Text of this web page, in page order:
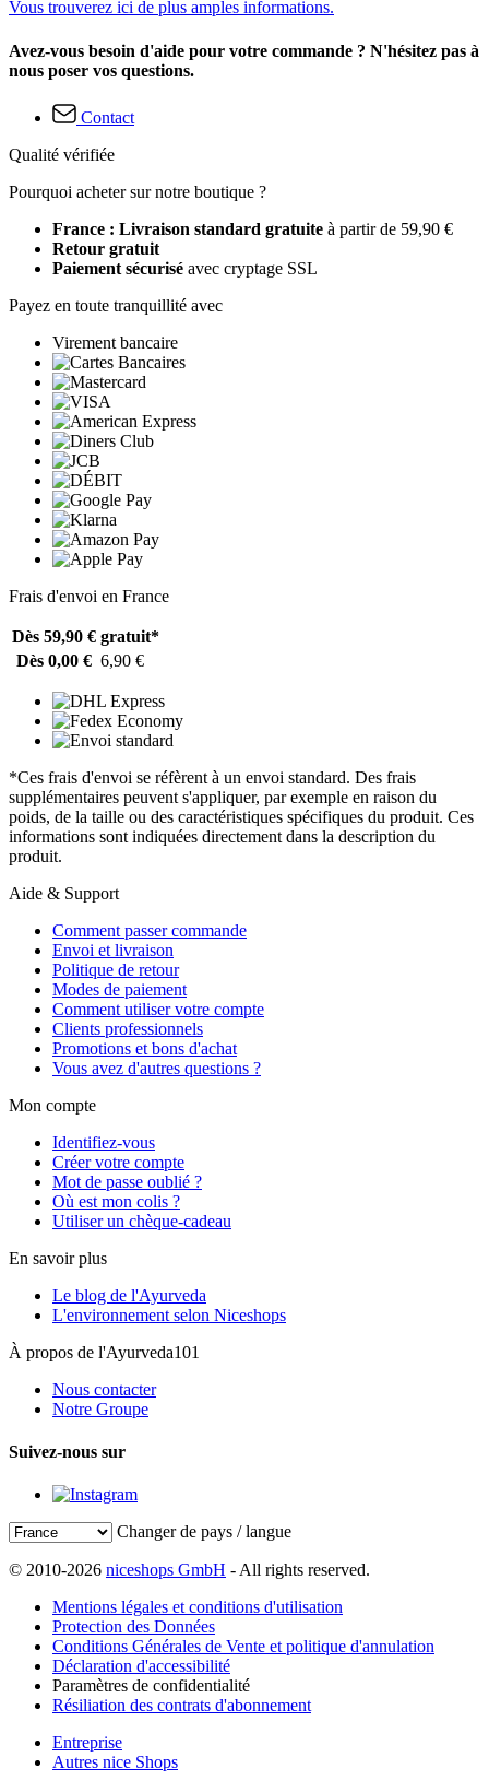
Vous trouverez ici de plus amples informations.
Avez-vous besoin d'aide pour votre commande ? N'hésitez pas à
nous poser vos questions.
Contact
Qualité vérifiée
Pourquoi acheter sur notre boutique ?
France : Livraison standard gratuite à partir de 59,90 €
Retour gratuit
Paiement sécurisé avec cryptage SSL
Payez en toute tranquillité avec
Virement bancaire
Frais d'envoi en France
Dès 59,90 € gratuit*
Dès 0,00 € 6,90 €
*Ces frais d'envoi se réfèrent à un envoi standard. Des frais
supplémentaires peuvent s'appliquer, par exemple en raison du
poids, de la taille ou des caractéristiques spécifiques du produit. Ces
informations sont indiquées directement dans la description du
produit.
Aide & Support
Comment passer commande
Envoi et livraison
Politique de retour
Modes de paiement
Comment utiliser votre compte
Clients professionnels
Promotions et bons d'achat
Vous avez d'autres questions ?
Mon compte
Identifiez-vous
Créer votre compte
Mot de passe oublié ?
Où est mon colis ?
Utiliser un chèque-cadeau
En savoir plus
Le blog de l'Ayurveda
L'environnement selon Niceshops
À propos de l'Ayurveda101
Nous contacter
Notre Groupe
Suivez-nous sur
Changer de pays / langue
© 2010-2026 niceshops GmbH - All rights reserved.
Mentions légales et conditions d'utilisation
Protection des Données
Conditions Générales de Vente et politique d'annulation
Déclaration d'accessibilité
Paramètres de confidentialité
Résiliation des contrats d'abonnement
Entreprise
Autres nice Shops